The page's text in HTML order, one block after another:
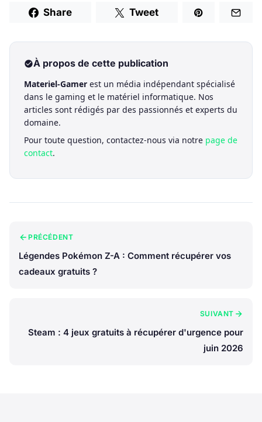
Share Tweet
À propos de cette publication
Materiel-Gamer est un média indépendant spécialisé
dans le gaming et le matériel informatique. Nos
articles sont rédigés par des passionnés et experts du
domaine.
Pour toute question, contactez-nous via notre page de
contact.
PRÉCÉDENT
Légendes Pokémon Z-A : Comment récupérer vos
cadeaux gratuits ?
SUIVANT
Steam : 4 jeux gratuits à récupérer d'urgence pour
juin 2026